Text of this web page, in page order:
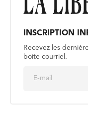
INSCRIPTION
Recevez les
boite courriel.